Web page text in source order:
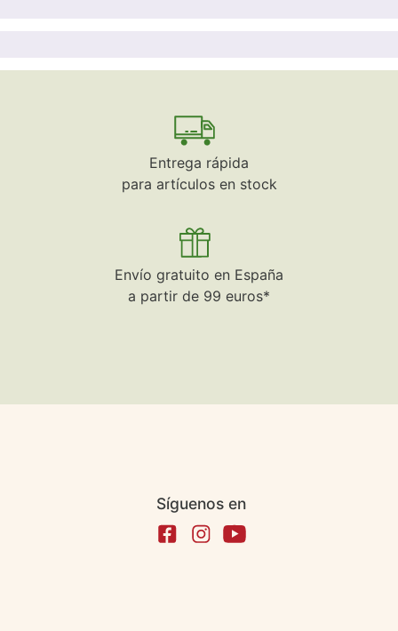
Entrega rápida
para artículos en stock
Envío gratuito en España
a partir de 99 euros*
Síguenos en